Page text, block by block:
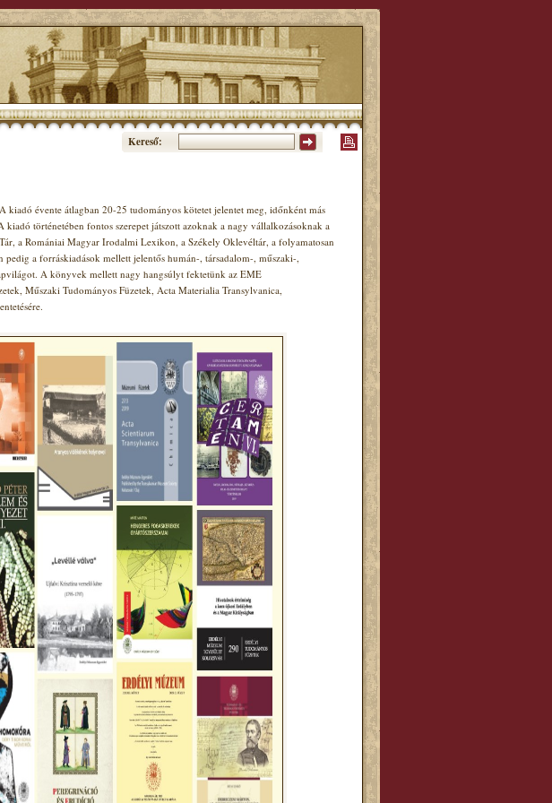
Kereső:
kiadó évente átlagban 20-25 tudományos kötetet jelentet meg, időnként más
történetében fontos szerepet játszott azoknak a nagy vállalkozásoknak a
a Romániai Magyar Irodalmi Lexikon, a Székely Oklevéltár, a folyamatosan
a forráskiadások mellett jelentős humán-, társadalom-, műszaki-,
A könyvek mellett nagy hangsúlyt fektetünk az EME
Műszaki Tudományos Füzetek, Acta Materialia Transylvanica,